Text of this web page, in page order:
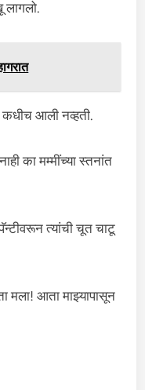
लागलो.
आली नव्हती.
का मम्मींच्या स्तनांत
त्यांची चूत चाटू
मला! आता माझ्यापासून